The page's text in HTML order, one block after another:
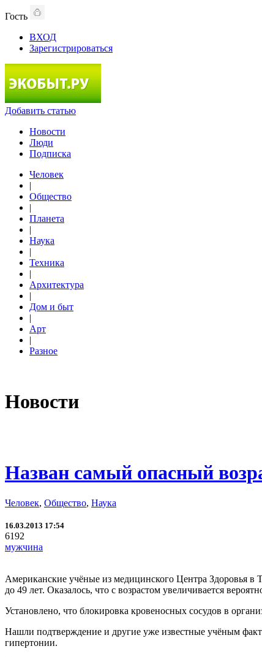
Гость
ВХОД
Зарегистрироваться
Добавить статью
Новости
Люди
Подписка
Человек
|
Общество
|
Планета
|
Наука
|
Техника
|
Архитектура
|
Дом и быт
|
Арт
|
Разное
Новости
Назван самый опасный
Человек, Общество, Наука
16.03.2013 17:54
6192
мужчина
Американские учёные из медицинского Центра Здоровья в
до 49 лет. Оказалось, что с возрастом увеличивается
Установлено, что блокировка кровеносных сосудов в
Нашли подтверждение и другие уже известные учёным
гипертонии.